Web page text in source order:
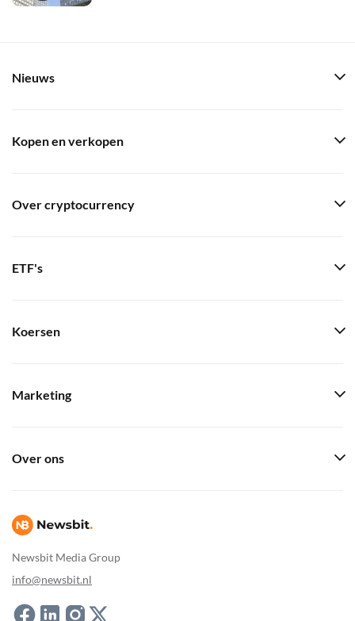
Newsbit Media Group
info@newsbit.nl
Nieuws
Kopen en verkopen
Over cryptocurrency
ETF's
Koersen
Marketing
Over ons